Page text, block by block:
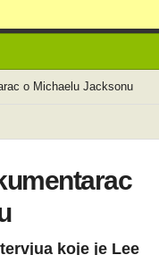
o Michaelu Jacksonu
koje je Lee